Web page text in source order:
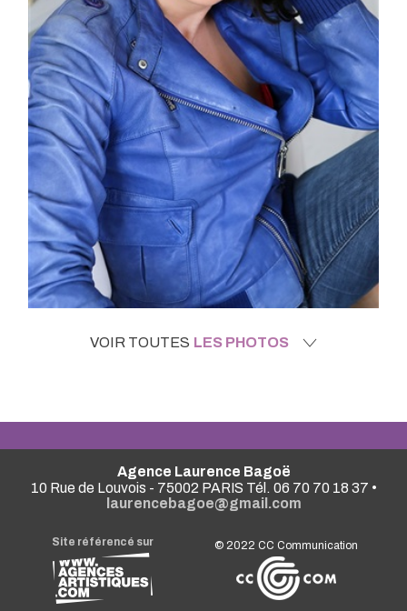
VOIR TOUTES LES PHOTOS
Agence Laurence Bagoë
10 Rue de Louvois - 75002 PARIS Tél. 06 70 70 18 37 •
laurencebagoe@gmail.com
Site référencé sur © 2022CC Communication